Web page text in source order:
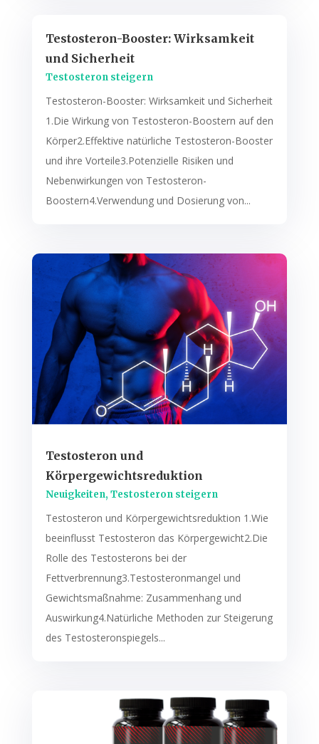
Testosteron-Booster: Wirksamkeit
und Sicherheit
Testosteron steigern
Testosteron-Booster: Wirksamkeit und Sicherheit
1.Die Wirkung von Testosteron-Boostern auf den
Körper2.Effektive natürliche Testosteron-Booster
und ihre Vorteile3.Potenzielle Risiken und
Nebenwirkungen von Testosteron-
Boostern4.Verwendung und Dosierung von...
Testosteron und
Körpergewichtsreduktion
Neuigkeiten, Testosteron steigern
Testosteron und Körpergewichtsreduktion 1.Wie
beeinflusst Testosteron das Körpergewicht2.Die
Rolle des Testosterons bei der
Fettverbrennung3.Testosteronmangel und
Gewichtsmaßnahme: Zusammenhang und
Auswirkung4.Natürliche Methoden zur Steigerung
des Testosteronspiegels...